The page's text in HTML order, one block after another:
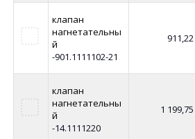
клапан
нагнетательны
й
-901.1111102-21
911,22
клапан
нагнетательны
й
-14.1111220
1 199,75